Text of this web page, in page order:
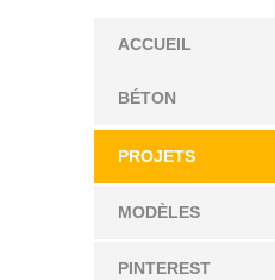
ACCUEIL
BÉTON
PROJETS
MODÈLES
PINTEREST